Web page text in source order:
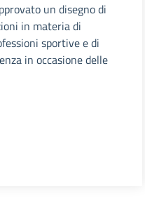
un disegno di
in materia di
sportive e di
in occasione delle